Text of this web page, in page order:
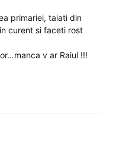
primariei, taiati din
curent si faceti rost
v ar Raiul !!!